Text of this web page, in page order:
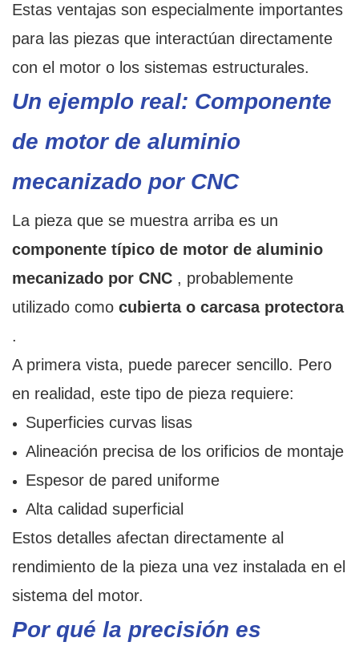
Estas ventajas son especialmente importantes
para las piezas que interactúan directamente
con el motor o los sistemas estructurales.
Un ejemplo real: Componente
de motor de aluminio
mecanizado por CNC
La pieza que se muestra arriba es un
componente típico de motor de aluminio
mecanizado por CNC , probablemente
utilizado como cubierta o carcasa protectora
.
A primera vista, puede parecer sencillo. Pero
en realidad, este tipo de pieza requiere:
Superficies curvas lisas
Alineación precisa de los orificios de montaje
Espesor de pared uniforme
Alta calidad superficial
Estos detalles afectan directamente al
rendimiento de la pieza una vez instalada en el
sistema del motor.
Por qué la precisión es